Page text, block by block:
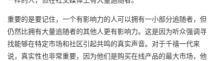
重要的是要记住，一个有影响力的人可以拥有一小部分追随者，但
仍然比拥有大量追随者的其他人更有影响力。这是因为听众强调寻
找能够在特定市场和社区引起共鸣的真实声音。对于千禧一代来
说，真实性也非常重要，因为他们是购买在线产品的最大市场，他